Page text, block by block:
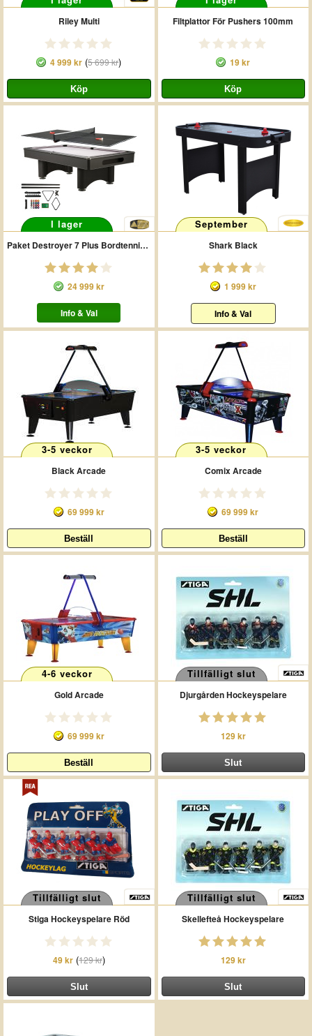
Riley Multi
4 999 kr (5 699 kr)
Filtplattor För Pushers 100mm
19 kr
I lager
Paket Destroyer 7 Plus Bordtennisskiva
24 999 kr
Info & Val
September
Shark Black
1 999 kr
Info & Val
3-5 veckor
Black Arcade
69 999 kr
3-5 veckor
Comix Arcade
69 999 kr
4-6 veckor
Gold Arcade
69 999 kr
Tillfälligt slut
Djurgården Hockeyspelare
129 kr
Tillfälligt slut
Stiga Hockeyspelare Röd
49 kr(129 kr)
Tillfälligt slut
Skellefteå Hockeyspelare
129 kr